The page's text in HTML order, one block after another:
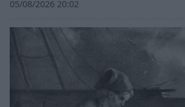
05/08/2026 20:02